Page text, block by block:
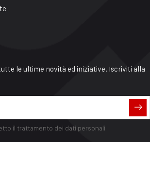
le ultime novità ed iniziative. Iscriviti alla
il trattamento dei dati personali